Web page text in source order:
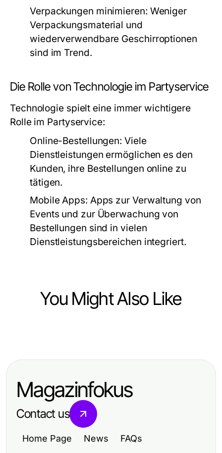
Verpackungen minimieren: Weniger
Verpackungsmaterial und
wiederverwendbare Geschirroptionen
sind im Trend.
Die Rolle von Technologie im Partyservice
Technologie spielt eine immer wichtigere
Rolle im Partyservice:
Online-Bestellungen: Viele
Dienstleistungen ermöglichen es den
Kunden, ihre Bestellungen online zu
tätigen.
Mobile Apps: Apps zur Verwaltung von
Events und zur Überwachung von
Bestellungen sind in vielen
Dienstleistungsbereichen integriert.
You Might Also Like
10 Delicious Recipes to Elevate
Magazinfokus
Contact us
Home Page News FAQs